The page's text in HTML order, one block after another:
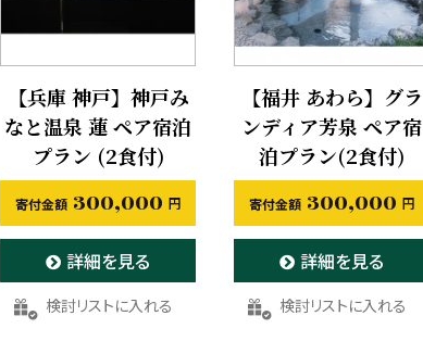
【兵庫 神戸】神戸み
なと温泉 蓮 ペア宿泊
プラン (2食付)
300,000
詳細を見る
お気に入りに登録する
【福井 あわら】グラ
ンディア芳泉 ペア宿
泊プラン(2食付)
300,000
詳細を見る
お気に入りに登録する